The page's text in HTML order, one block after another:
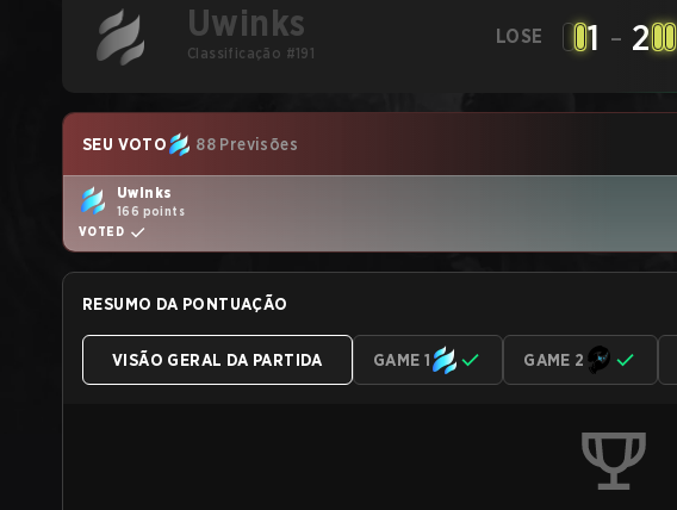
Uwinks
Classificação #191
LOSE 1 - 2
SEU VOTO 88 Previsões
Uwinks
166 points
VOTED
RESUMO DA PONTUAÇÃO
VISÃO GERAL DA PARTIDA GAME 1 GAME 2